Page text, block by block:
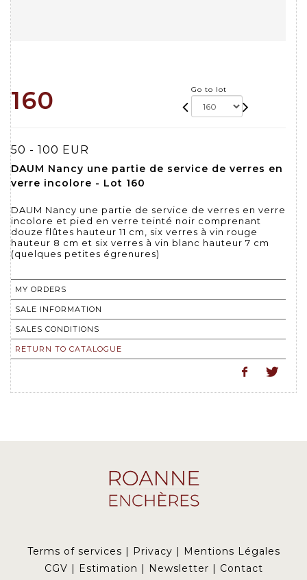
160 Go to lot
50 - 100 EUR
DAUM Nancy une partie de service de verres en
verre incolore - Lot 160
DAUM Nancy une partie de service de verres en verre
incolore et pied en verre teinté noir comprenant
douze flûtes hauteur 11 cm, six verres à vin rouge
hauteur 8 cm et six verres à vin blanc hauteur 7 cm
(quelques petites égrenures)
MY ORDERS
SALE INFORMATION
SALES CONDITIONS
RETURN TO CATALOGUE
Terms of services Privacy
Mentions Légales
CGV
Estimation Newsletter Contact